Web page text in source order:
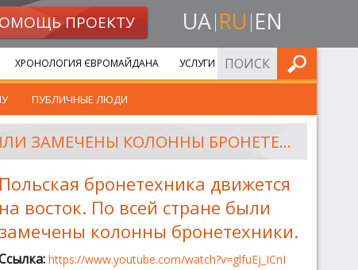
ПРОЕКТУ UA RU EN
ПУБЛИЧНЫЕ ЛЮДИ
ХРОНОЛОГИЯ ЄВРОМАЙДАНА УСЛУГИ ИСКАТЬ
ПОЛЬСКАЯ БРОНЕТЕХНИКА ДВИЖЕТСЯ НА ВОСТОК. ПО ВСЕЙ СТРАНЕ БЫЛИ ЗАМЕЧЕНЫ КОЛОННЫ БРОНЕТЕХНИКИ.
Польская бронетехника движется
на восток. По всей стране были
замечены колонны бронетехники.
https://www.youtube.com/watch?v=glfuEj_ICnI